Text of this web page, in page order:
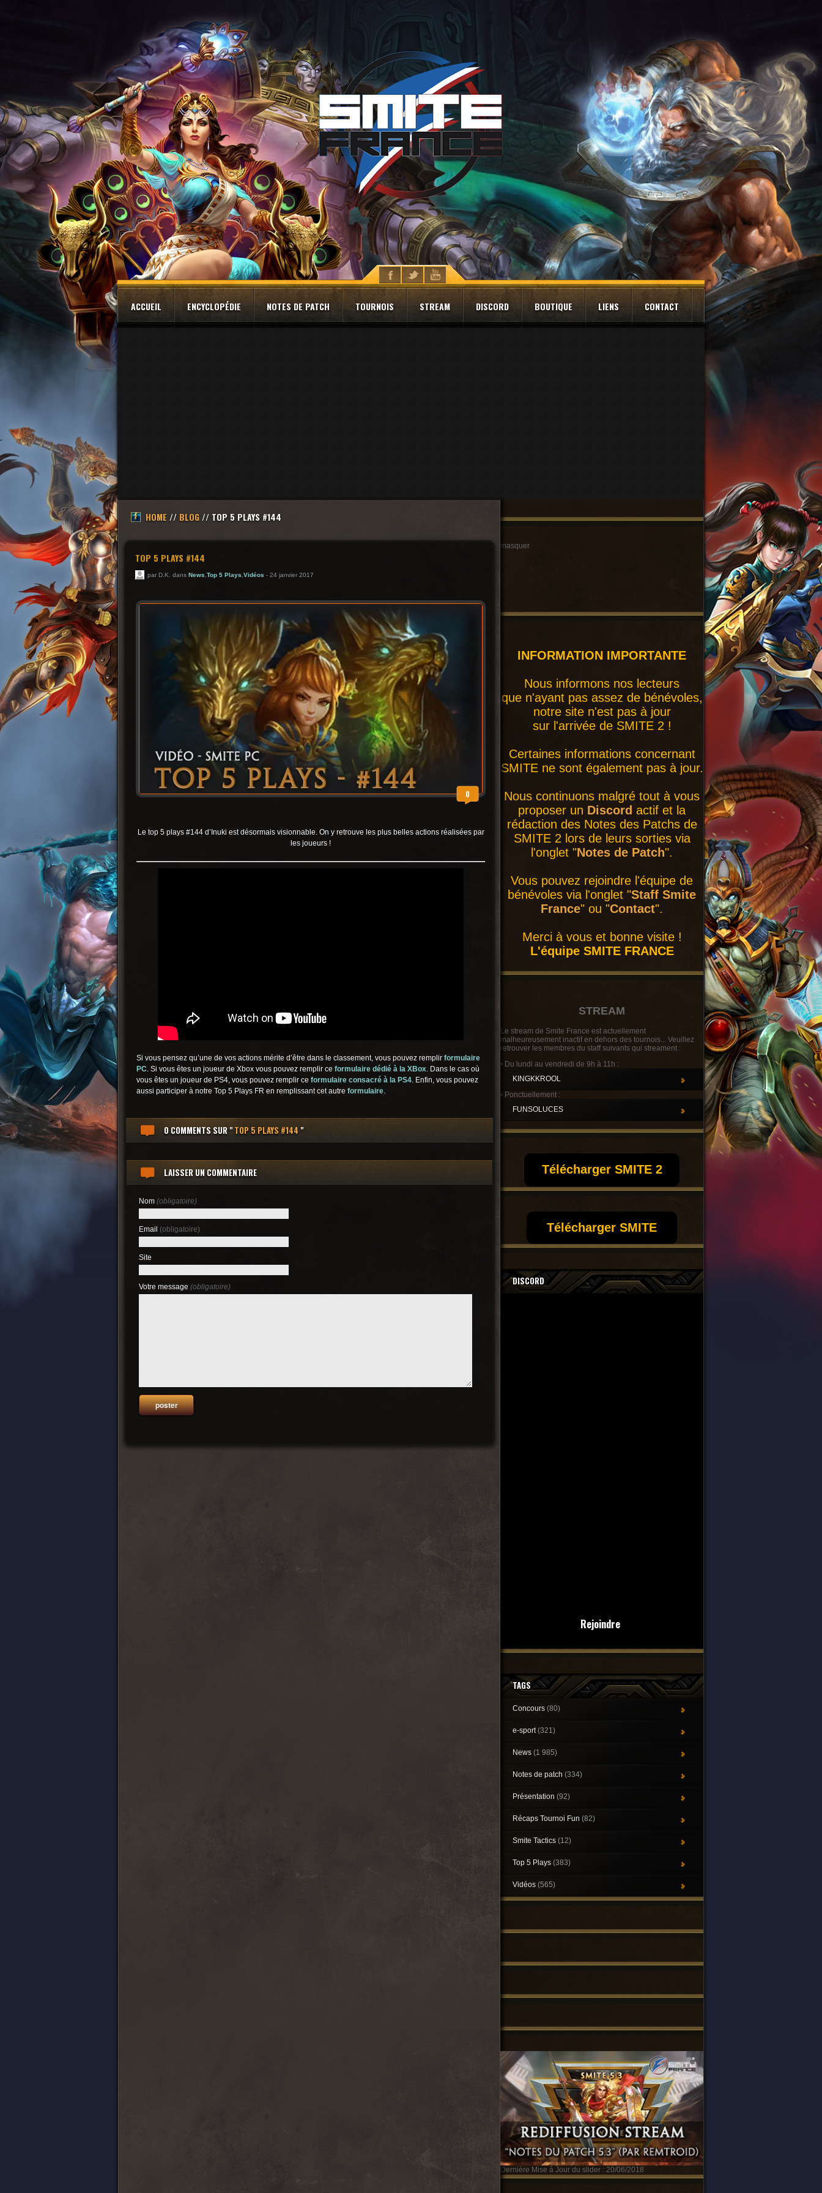
ACCUEIL ENCYCLOPÉDIE NOTES DE PATCH TOURNOIS STREAM DISCORD BOUTIQUE LIENS CONTACT
HOME // BLOG // TOP 5 PLAYS #144
TOP 5 PLAYS #144
par D.K. dans News Top 5 Plays Vidéos - 24 janvier 2017
0
Le top 5 plays #144 d’Inuki est désormais visionnable. On y retrouve les plus belles actions réalisées par
les joueurs !
Si vous pensez qu’une de vos actions mérite d’être dans le classement, vous pouvez remplir formulaire
PC. Si vous êtes un joueur de Xbox vous pouvez remplir ce formulaire dédié à la XBox. Dans le cas où
vous êtes un joueur de PS4, vous pouvez remplir ce formulaire consacré à la PS4. Enfin, vous pouvez
aussi participer à notre Top 5 Plays FR en remplissant cet autre formulaire.
0 COMMENTSSUR "TOP 5 PLAYS #144 "
LAISSER UN COMMENTAIRE
Nom (obligatoire)
Email (obligatoire)
Site
Votre message (obligatoire)
masquer
INFORMATION IMPORTANTE
Nous informons nos lecteurs
que n'ayant pas assez de bénévoles,
notre site n'est pas à jour
sur l'arrivée de SMITE 2 !
Certaines informations concernant
SMITE ne sont également pas à jour.
Nous continuons malgré tout à vous
proposer un Discord actif et la
rédaction des Notes des Patchs de
SMITE 2 lors de leurs sorties via
l'onglet "Notes de Patch".
Vous pouvez rejoindre l'équipe de
bénévoles via l'onglet "Staff Smite
France" ou "Contact".
Merci à vous et bonne visite !
L'équipe SMITE FRANCE
STREAM
Le stream de Smite France est actuellement
malheureusement inactif en dehors des tournois... Veuillez
retrouver les membres du staff suivants qui streament :
• Du lundi au vendredi de 9h à 11h :
KINGKKROOL
• Ponctuellement :
FUNSOLUCES
Télécharger SMITE 2
Télécharger SMITE
DISCORD
Rejoindre
TAGS
Concours (80)
e-sport(321)
News (1 985)
Notes de patch (334)
Présentation (92)
Récaps Tournoi Fun (82)
Smite Tactics (12)
Top 5 Plays (383)
Vidéos (565)
Dernière Mise à Jour du slider : 20/06/2018